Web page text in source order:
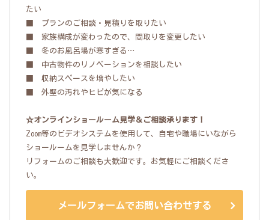
たい
■ プランのご相談・見積りを取りたい
■ 家族構成が変わったので、間取りを変更したい
■ 冬のお風呂場が寒すぎる…
■ 中古物件のリノベーションを相談したい
■ 収納スペースを増やしたい
■ 外壁の汚れやヒビが気になる
☆オンラインショールーム見学＆ご相談承ります！
Zoom等のビデオシステムを使用して、自宅や職場にいながら
ショールームを見学しませんか？
リフォームのご相談も大歓迎です。お気軽にご相談くださ
い。
メールフォームでお問い合わせする